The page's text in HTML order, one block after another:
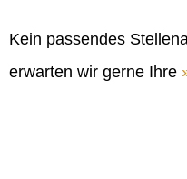
Kein passendes
erwarten wir gerne Ihre